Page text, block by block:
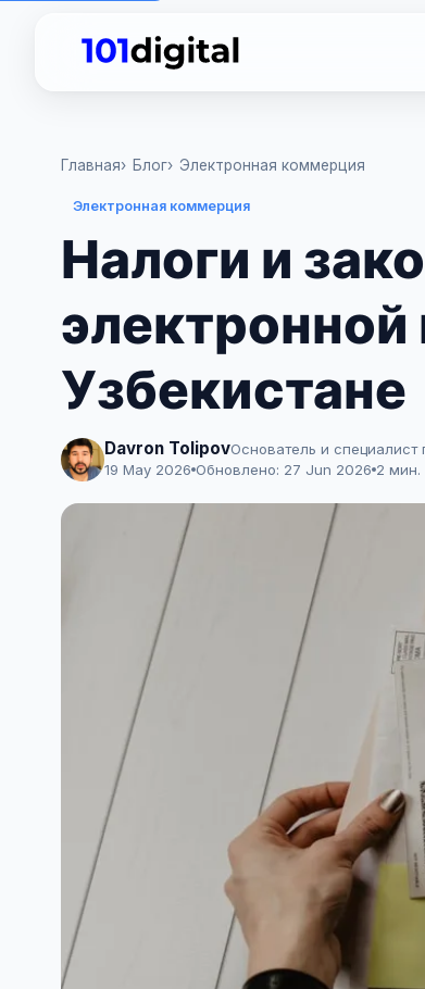
Главная Блог Электронная коммерция
Электронная коммерция
Налоги и
Узбекистане
Davron TolipovОснователь и
19 May 2026 Обновлено: 27 Jun 2026 2 мин.